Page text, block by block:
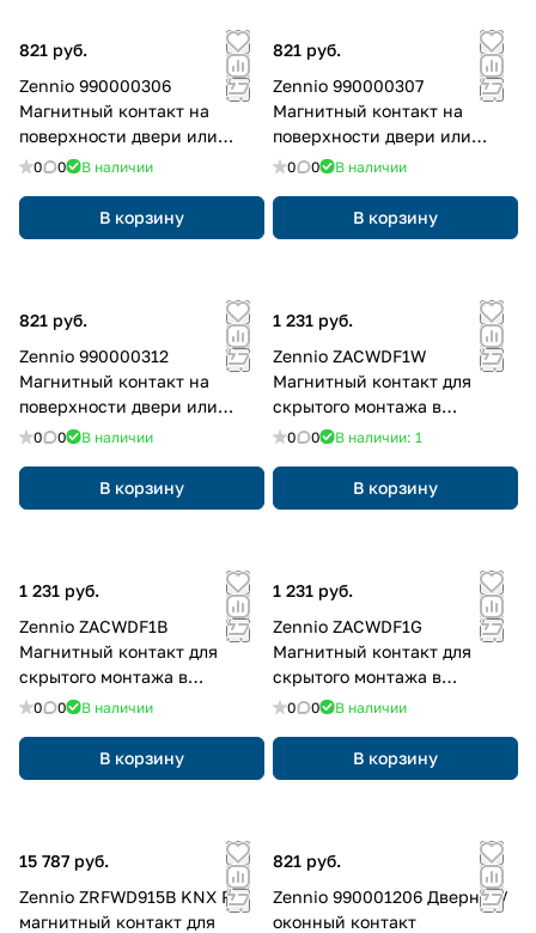
821 руб.
Zennio 990000306
Магнитный контакт на
поверхности двери или
окна, серебрный
0 0 В наличии
В корзину
821 руб.
Zennio 990000307
Магнитный контакт на
поверхности двери или
окна, белый
0 0 В наличии
В корзину
821 руб.
Zennio 990000312
Магнитный контакт на
поверхности двери или
окна, коричневный
0 0 В наличии
В корзину
1 231 руб.
Zennio ZACWDF1W
Магнитный контакт для
скрытого монтажа в
алюминиевую или
0 0 В наличии: 1
В корзину
1 231 руб.
Zennio ZACWDF1B
Магнитный контакт для
скрытого монтажа в
алюминиевую или
Коричневый
0 0 В наличии
В корзину
1 231 руб.
Zennio ZACWDF1G
Магнитный контакт для
скрытого монтажа в
алюминиевую или
0 0 В наличии
В корзину
15 787 руб.
Zennio ZRFWD915B KNX RF
магнитный контакт для
821 руб.
Zennio 990001206 Дверной/
оконный контакт